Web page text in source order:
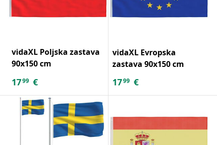
vidaXL Poljska zastava
90x150 cm
1799 €
vidaXL Evropska
zastava 90x150 cm
1799 €